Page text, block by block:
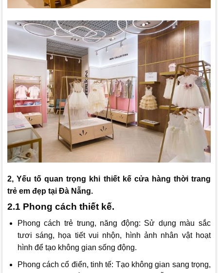
2, Yếu tố quan trọng khi thiết kế cửa hàng thời trang
trẻ em đẹp tại Đà Nẵng.
2.1 Phong cách thiết kế.
Phong cách trẻ trung, năng động: Sử dụng màu sắc
tươi sáng, họa tiết vui nhộn, hình ảnh nhân vật hoạt
hình để tạo không gian sống động.
Phong cách cổ điển, tinh tế: Tạo không gian sang trọng,